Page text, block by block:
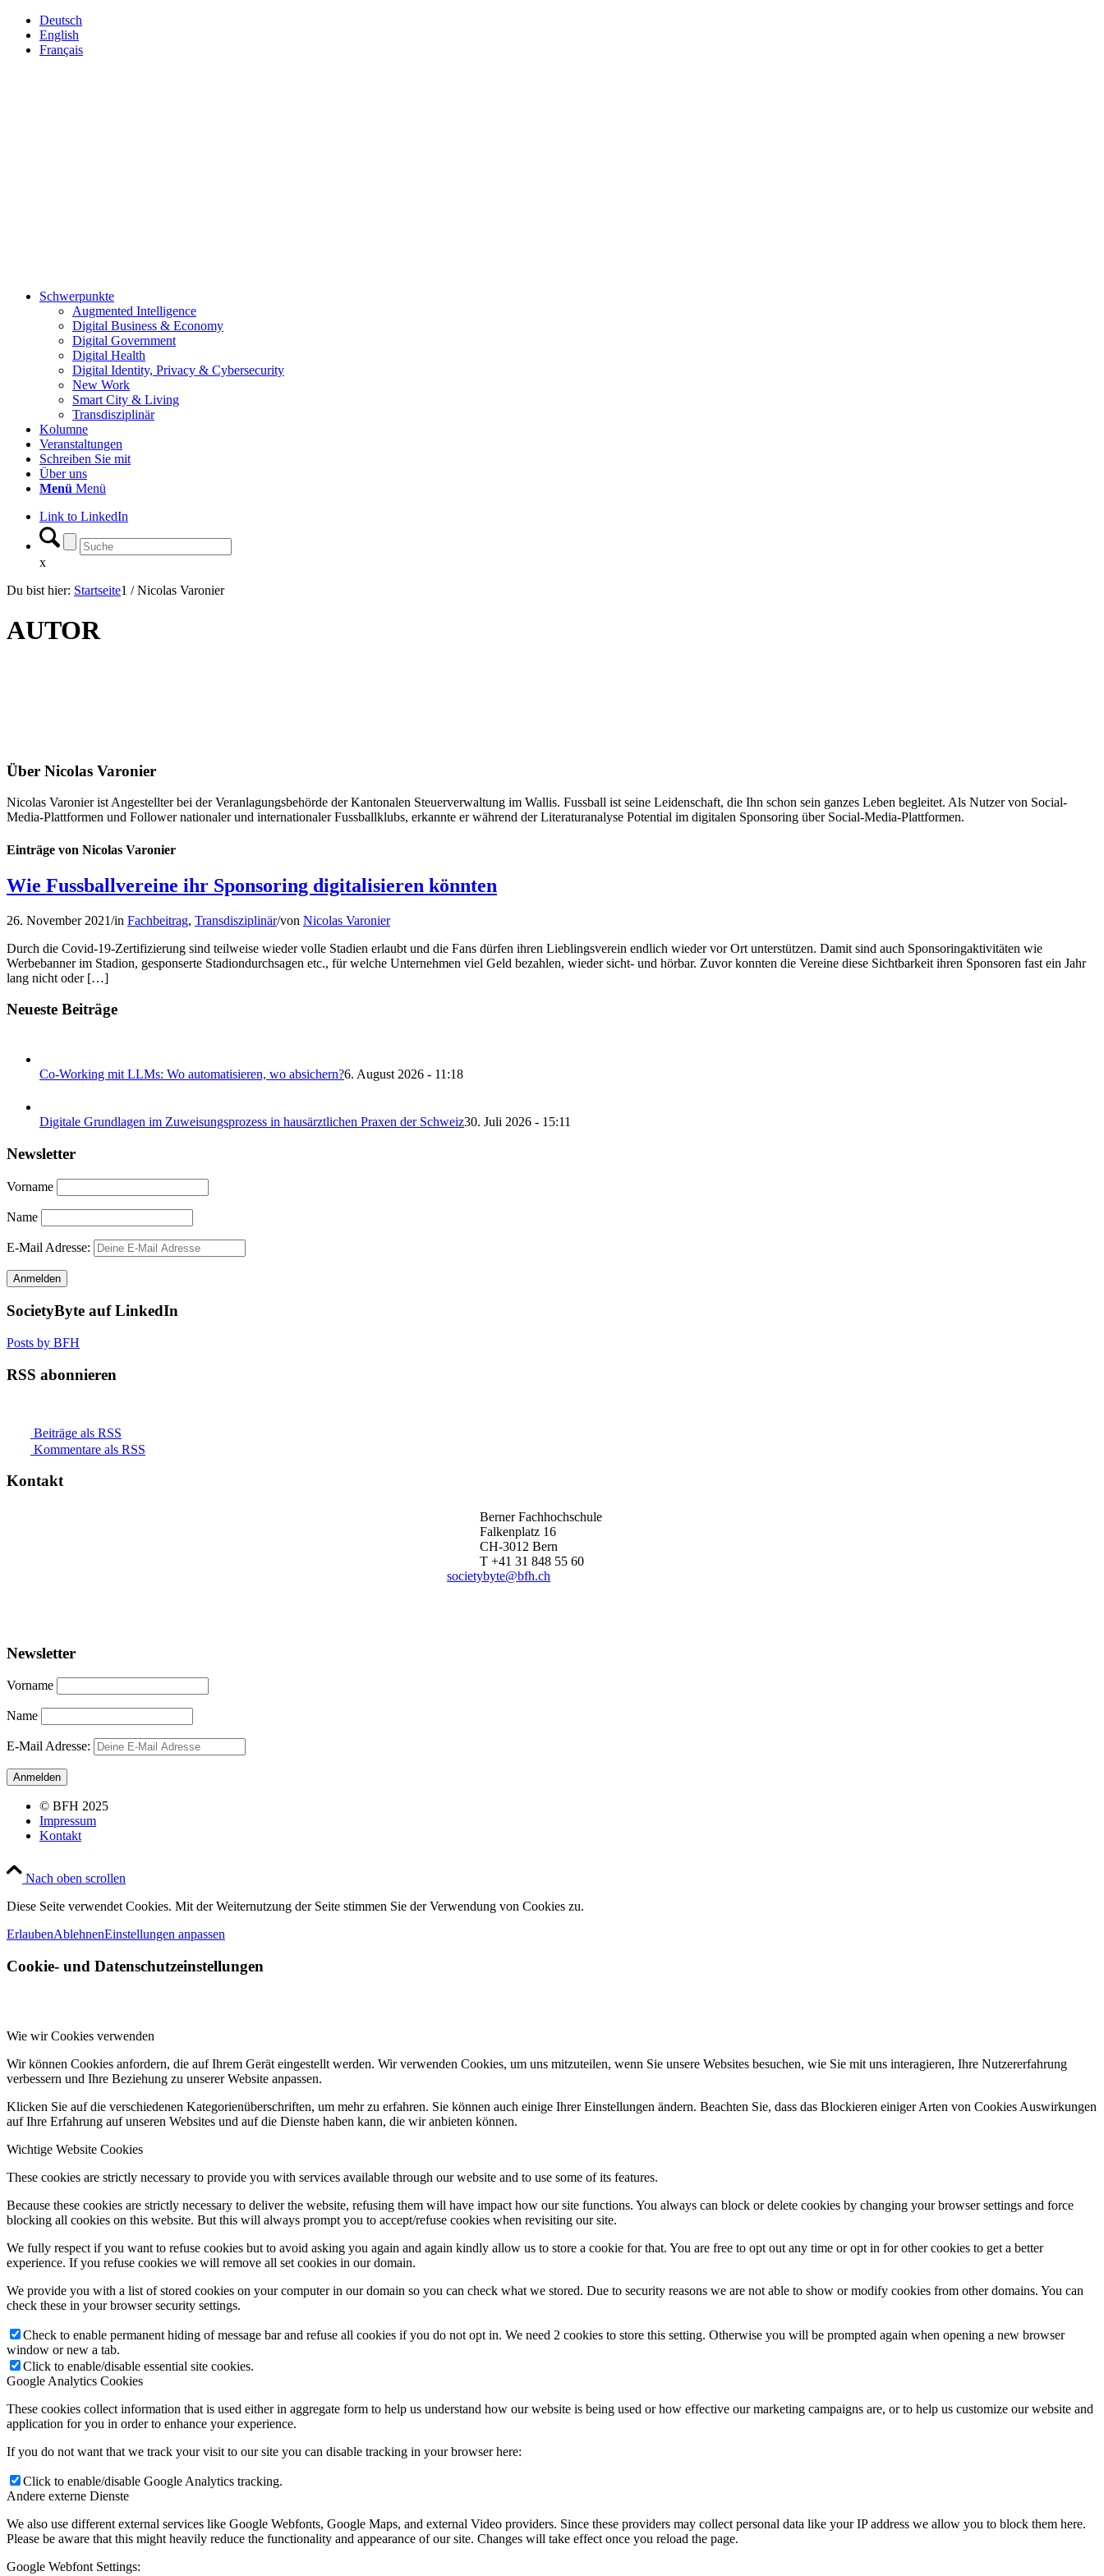
Deutsch
English
Français
Schwerpunkte
Augmented Intelligence
Digital Business & Economy
Digital Government
Digital Health
Digital Identity, Privacy & Cybersecurity
New Work
Smart City & Living
Transdisziplinär
Kolumne
Veranstaltungen
Schreiben Sie mit
Über uns
Menü Menü
Link to LinkedIn
x
Du bist hier: Startseite1 / Nicolas Varonier
AUTOR
Über Nicolas Varonier
Nicolas Varonier ist Angestellter bei der Veranlagungsbehörde der Kantonalen Steuerverwaltung im Wallis. Fussball ist seine Leidenschaft, die Ihn schon sein ganzes Leben begleitet. Als Nutzer von Social-
Media-Plattformen und Follower nationaler und internationaler Fussballklubs, erkannte er während der Literaturanalyse Potential im digitalen Sponsoring über Social-Media-Plattformen.
Einträge von Nicolas Varonier
Wie Fussballvereine ihr Sponsoring digitalisieren könnten
26. November 2021/in Fachbeitrag, Transdisziplinär/von Nicolas Varonier
Durch die Covid-19-Zertifizierung sind teilweise wieder volle Stadien erlaubt und die Fans dürfen ihren Lieblingsverein endlich wieder vor Ort unterstützen. Damit sind auch Sponsoringaktivitäten wie
Werbebanner im Stadion, gesponserte Stadiondurchsagen etc., für welche Unternehmen viel Geld bezahlen, wieder sicht- und hörbar. Zuvor konnten die Vereine diese Sichtbarkeit ihren Sponsoren fast ein Jahr
lang nicht oder […]
Neueste Beiträge
Co-Working mit LLMs: Wo automatisieren, wo absichern?6. August 2026 - 11:18
Digitale Grundlagen im Zuweisungsprozess in hausärztlichen Praxen der Schweiz30. Juli 2026 - 15:11
Newsletter
Vorname
Name
E-Mail Adresse:
SocietyByte auf LinkedIn
Posts by BFH
RSS abonnieren
Beiträge als RSS
Kommentare als RSS
Kontakt
Berner Fachhochschule
Falkenplatz 16
CH-3012 Bern
T +41 31 848 55 60
societybyte@bfh.ch
Newsletter
Vorname
Name
E-Mail Adresse:
© BFH 2025
Impressum
Kontakt
Nach oben scrollen
Diese Seite verwendet Cookies. Mit der Weiternutzung der Seite stimmen Sie der Verwendung von Cookies zu.
ErlaubenAblehnenEinstellungen anpassen
Cookie- und Datenschutzeinstellungen
Wie wir Cookies verwenden
Wir können Cookies anfordern, die auf Ihrem Gerät eingestellt werden. Wir verwenden Cookies, um uns mitzuteilen, wenn Sie unsere Websites besuchen, wie Sie mit uns interagieren, Ihre Nutzererfahrung
verbessern und Ihre Beziehung zu unserer Website anpassen.
Klicken Sie auf die verschiedenen Kategorienüberschriften, um mehr zu erfahren. Sie können auch einige Ihrer Einstellungen ändern. Beachten Sie, dass das Blockieren einiger Arten von Cookies Auswirkungen
auf Ihre Erfahrung auf unseren Websites und auf die Dienste haben kann, die wir anbieten können.
Wichtige Website Cookies
These cookies are strictly necessary to provide you with services available through our website and to use some of its features.
Because these cookies are strictly necessary to deliver the website, refusing them will have impact how our site functions. You always can block or delete cookies by changing your browser settings and force
blocking all cookies on this website. But this will always prompt you to accept/refuse cookies when revisiting our site.
We fully respect if you want to refuse cookies but to avoid asking you again and again kindly allow us to store a cookie for that. You are free to opt out any time or opt in for other cookies to get a better
experience. If you refuse cookies we will remove all set cookies in our domain.
We provide you with a list of stored cookies on your computer in our domain so you can check what we stored. Due to security reasons we are not able to show or modify cookies from other domains. You can
check these in your browser security settings.
Check to enable permanent hiding of message bar and refuse all cookies if you do not opt in. We need 2 cookies to store this setting. Otherwise you will be prompted again when opening a new browser
window or new a tab.
Click to enable/disable essential site cookies.
Google Analytics Cookies
These cookies collect information that is used either in aggregate form to help us understand how our website is being used or how effective our marketing campaigns are, or to help us customize our website and
application for you in order to enhance your experience.
If you do not want that we track your visit to our site you can disable tracking in your browser here:
Click to enable/disable Google Analytics tracking.
Andere externe Dienste
We also use different external services like Google Webfonts, Google Maps, and external Video providers. Since these providers may collect personal data like your IP address we allow you to block them here.
Please be aware that this might heavily reduce the functionality and appearance of our site. Changes will take effect once you reload the page.
Google Webfont Settings: